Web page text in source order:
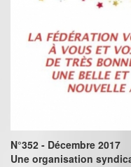
N°352 - Décembre 2017
Une organisation